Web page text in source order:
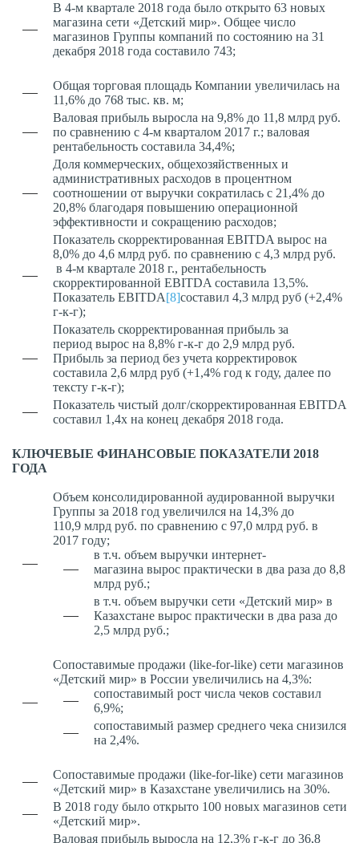
В 4-м квартале 2018 года было открыто 63 новых
магазина сети «Детский мир». Общее число
магазинов Группы компаний по состоянию на 31
декабря 2018 года составило 743;
Общая торговая площадь Компании увеличилась на
11,6% до 768 тыс. кв. м;
Валовая прибыль выросла на 9,8% до 11,8 млрд руб.
по сравнению с 4-м кварталом 2017 г.; валовая
рентабельность составила 34,4%;
Доля коммерческих, общехозяйственных и
административных расходов в процентном
соотношении от выручки сократилась с 21,4% до
20,8% благодаря повышению операционной
эффективности и сокращению расходов;
Показатель скорректированная EBITDA вырос на
8,0% до 4,6 млрд руб. по сравнению с 4,3 млрд руб.
в 4-м квартале 2018 г., рентабельность
скорректированной EBITDA составила 13,5%.
Показатель EBITDA[8]составил 4,3 млрд руб (+2,4%
г-к-г);
Показатель скорректированная прибыль за
период вырос на 8,8% г-к-г до 2,9 млрд руб.
Прибыль за период без учета корректировок
составила 2,6 млрд руб (+1,4% год к году, далее по
тексту г-к-г);
Показатель чистый долг/скорректированная EBITDA
составил 1,4х на конец декабря 2018 года.
КЛЮЧЕВЫЕ ФИНАНСОВЫЕ ПОКАЗАТЕЛИ 2018
ГОДА
Объем консолидированной аудированной выручки
Группы за 2018 год увеличился на 14,3% до
110,9 млрд руб. по сравнению с 97,0 млрд руб. в
2017 году;
в т.ч. объем выручки интернет-
магазина вырос практически в два раза до 8,8
млрд руб.;
в т.ч. объем выручки сети «Детский мир» в
Казахстане вырос практически в два раза до
2,5 млрд руб.;
Сопоставимые продажи (like-for-like) сети магазинов
«Детский мир» в России увеличились на 4,3%:
сопоставимый рост числа чеков составил
6,9%;
сопоставимый размер среднего чека снизился
на 2,4%.
Сопоставимые продажи (like-for-like) сети магазинов
«Детский мир» в Казахстане увеличились на 30%.
В 2018 году было открыто 100 новых магазинов сети
«Детский мир».
Валовая прибыль выросла на 12,3% г-к-г до 36,8